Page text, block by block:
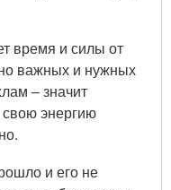
время и силы от
важных и нужных
– значит
свою энергию
и его не